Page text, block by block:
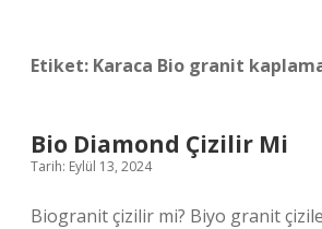
Etiket: Karaca Bio granit
Bio Diamond Çizilir Mi
Tarih: Eylül 13, 2024
Biogranit çizilir mi? Biyo granit